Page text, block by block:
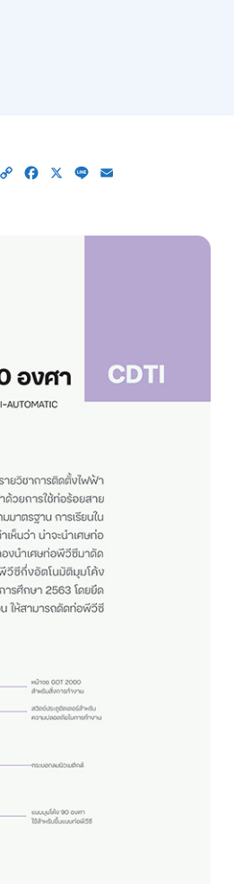
Copy Facebook
X Line